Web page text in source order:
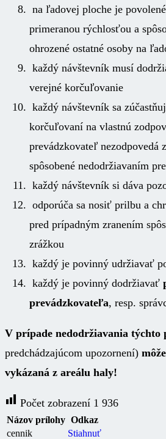
na ľadovej ploche je
primeranou rýchlosťou a
ohrozené ostatné osoby na
každý návštevník musí
verejné korčuľovanie
každý návštevník sa
korčuľovaní na vlastnú
prevádzkovateľ nezodpovedá
spôsobené nedodržiavaním
každý návštevník si dáva
odporúča sa nosiť prilbu a
pred prípadným zranením
zrážkou
každý je povinný udržiavať
každý je povinný dodržiavať
prevádzkovateľa, resp.
V prípade nedodržiavania týchto
predchádzajúcom upozornení)
vykázaná z areálu haly!
Počet zobrazení 1 936
Názov prílohy Odkaz
cennik
Stiahnuť